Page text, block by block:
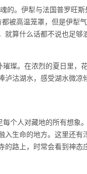
的。伊犁与法国普罗旺
被高温笼罩，但是伊犁
算什么话都不说也足够
璨。在浓烈的夏日里，
沽湖水，感受湖水微凉
个人对藏地的所有想象
入生命的地方。这里还有
路上，时常会看到神态